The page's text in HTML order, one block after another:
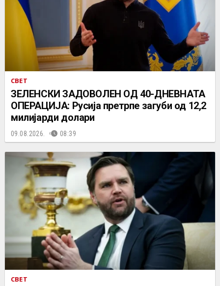
СВЕТ
ЗЕЛЕНСКИ ЗАДОВОЛЕН ОД 40-ДНЕВНАТА
ОПЕРАЦИЈА: Русија претрпе загуби од 12,2
милијарди долари
09.08.2026. 08:39
СВЕТ